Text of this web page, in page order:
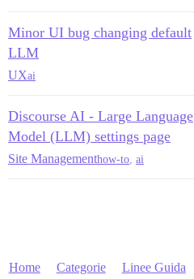
Minor UI bug changing default
LLM
UXai
Discourse AI - Large Language
Model (LLM) settings page
Site Managementhow-to ai
Home Categorie Linee Guida